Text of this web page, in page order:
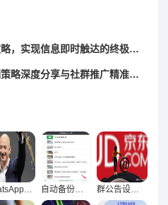
上一篇：群公告提醒设置全攻略，实现信息即时触达的终极指南
下一篇：精准制胜，群组营销策略深度分享与社群推广精准度提升实战指南
自动备份聊天记录终极指南，防丢防乱全攻略